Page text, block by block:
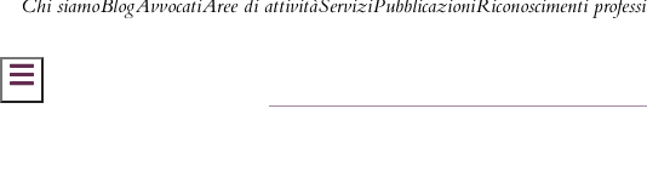
Chi siamoBlogAvvocatiAree di attivitàServiziPubblicazioniRiconoscimenti
Hamburger Toggle Menu